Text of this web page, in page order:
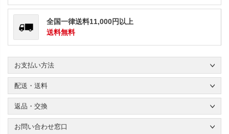
全国一律送料11,000円以上
送料無料
お支払い方法
配送・送料
返品・交換
お問い合わせ窓口